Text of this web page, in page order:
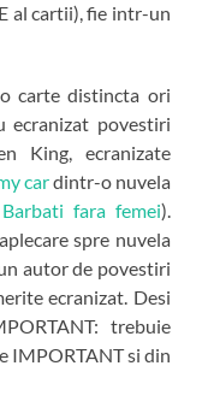
al cartii), fie intr-un
carte distincta ori
ecranizat povestiri
King, ecranizate
cardintr-o nuvela
Barbati fara femei).
spre nuvela
autor de povestiri
ecranizat. Desi
trebuie
IMPORTANT si din